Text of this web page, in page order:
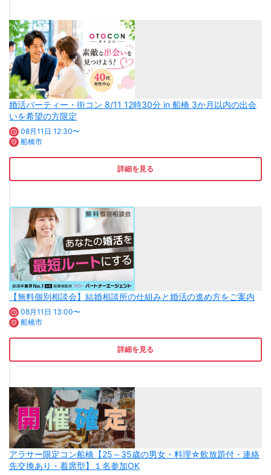
婚活パーティー・街コン 8/11 12時30分 in 船橋 3か月以内の出会
いを希望の方限定
08月11日 12:30〜
船橋市
詳細を見る
【無料個別相談会】結婚相談所の仕組みと婚活の進め方をご案内
08月11日 13:00〜
船橋市
詳細を見る
アラサー限定コン船橋【25～35歳の男女・料理☆飲放題付・連絡
先交換あり・着席型】１名参加OK